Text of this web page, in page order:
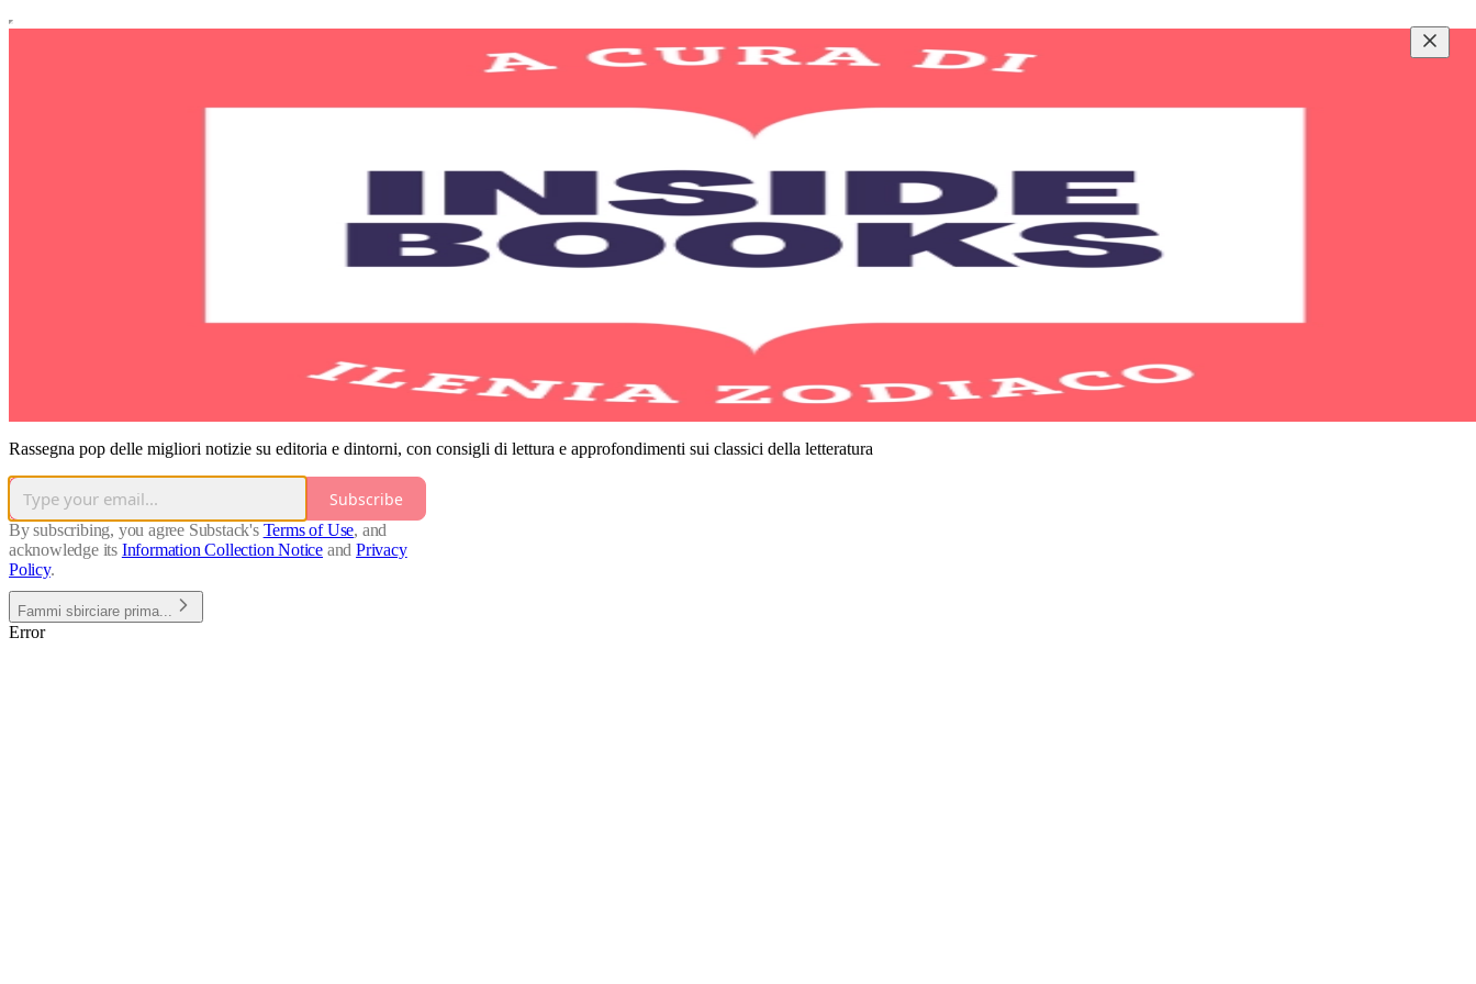
Rassegna pop delle migliori notizie su editoria e dintorni, con consigli di lettura e approfondimenti sui classici della letteratura
Subscribe
By subscribing, you agree Substack's Terms of Use, and
acknowledge its Information Collection Notice and Privacy
Policy.
Fammi sbirciare prima...
Error